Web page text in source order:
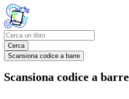
Cerca
Scansiona codice a barre
Scansiona codice a barre